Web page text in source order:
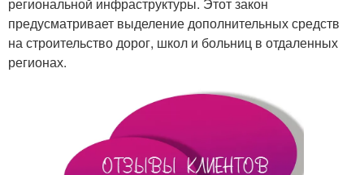
региональной инфраструктуры. Этот закон
предусматривает выделение дополнительных средств
на строительство дорог, школ и больниц в отдаленных
регионах.